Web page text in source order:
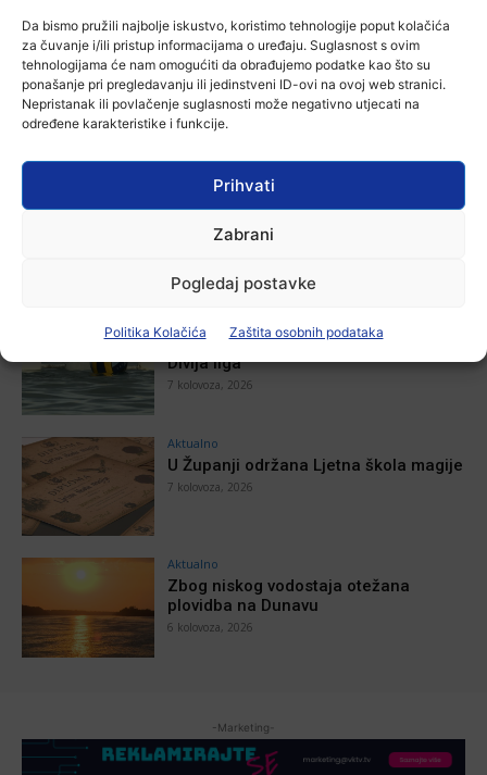
Da bismo pružili najbolje iskustvo, koristimo tehnologije poput kolačića
za čuvanje i/ili pristup informacijama o uređaju. Suglasnost s ovim
tehnologijama će nam omogućiti da obrađujemo podatke kao što su
ponašanje pri pregledavanju ili jedinstveni ID-ovi na ovoj web stranici.
Nepristanak ili povlačenje suglasnosti može negativno utjecati na
određene karakteristike i funkcije.
Prihvati
Zabrani
Pogledaj postavke
Politika Kolačića Zaštita osobnih podataka
plovidba na Dunavu
Ana Tokić - 6 kolovoza, 2026
POVEZANE VIJESTI
stotu godišnjicu djelovanja
Za dva tjedna započinje još jedna
Divlja liga
7 kolovoza, 2026
Aktualno
U Županji održana Ljetna škola magije
7 kolovoza, 2026
Aktualno
Zbog niskog vodostaja otežana
plovidba na Dunavu
6 kolovoza, 2026
-Marketing-